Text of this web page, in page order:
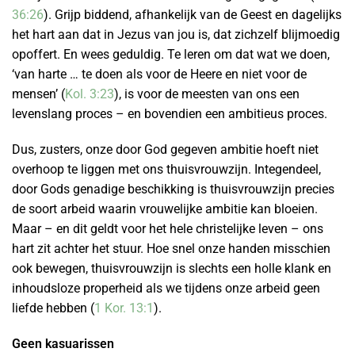
36:26). Grijp biddend, afhankelijk van de Geest en dagelijks
het hart aan dat in Jezus van jou is, dat zichzelf blijmoedig
opoffert. En wees geduldig. Te leren om dat wat we doen,
‘van harte … te doen als voor de Heere en niet voor de
mensen’ (Kol. 3:23), is voor de meesten van ons een
levenslang proces – en bovendien een ambitieus proces.
Dus, zusters, onze door God gegeven ambitie hoeft niet
overhoop te liggen met ons thuisvrouwzijn. Integendeel,
door Gods genadige beschikking is thuisvrouwzijn precies
de soort arbeid waarin vrouwelijke ambitie kan bloeien.
Maar – en dit geldt voor het hele christelijke leven – ons
hart zit achter het stuur. Hoe snel onze handen misschien
ook bewegen, thuisvrouwzijn is slechts een holle klank en
inhoudsloze properheid als we tijdens onze arbeid geen
liefde hebben (1 Kor. 13:1).
Geen kasuarissen